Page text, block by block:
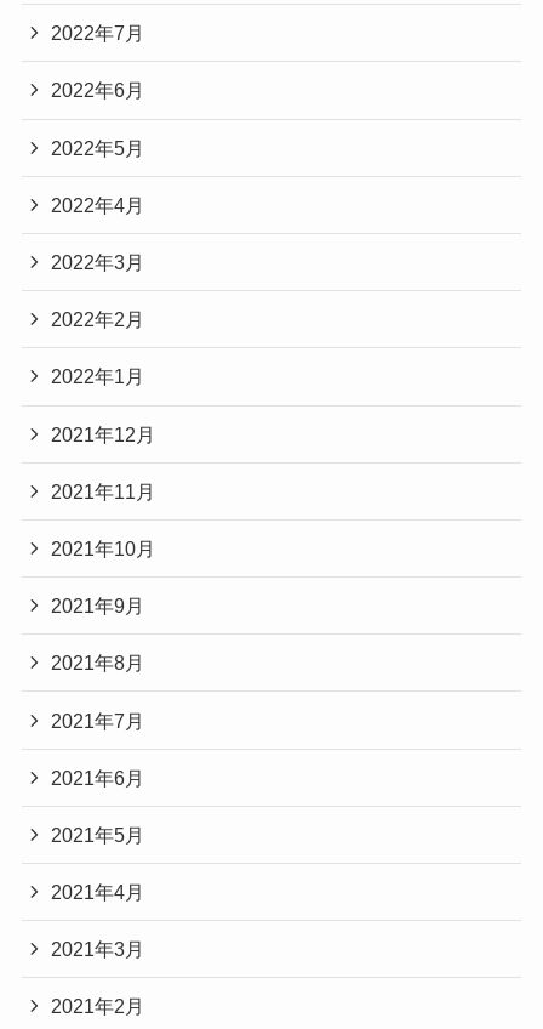
2022年7月
2022年6月
2022年5月
2022年4月
2022年3月
2022年2月
2022年1月
2021年12月
2021年11月
2021年10月
2021年9月
2021年8月
2021年7月
2021年6月
2021年5月
2021年4月
2021年3月
2021年2月